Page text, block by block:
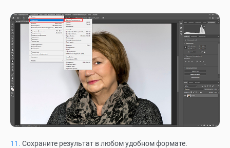
Сохраните результат в любом удобном формате.